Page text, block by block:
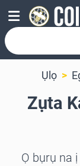
Ụlọ
Zụta
Ọ bụrụ na